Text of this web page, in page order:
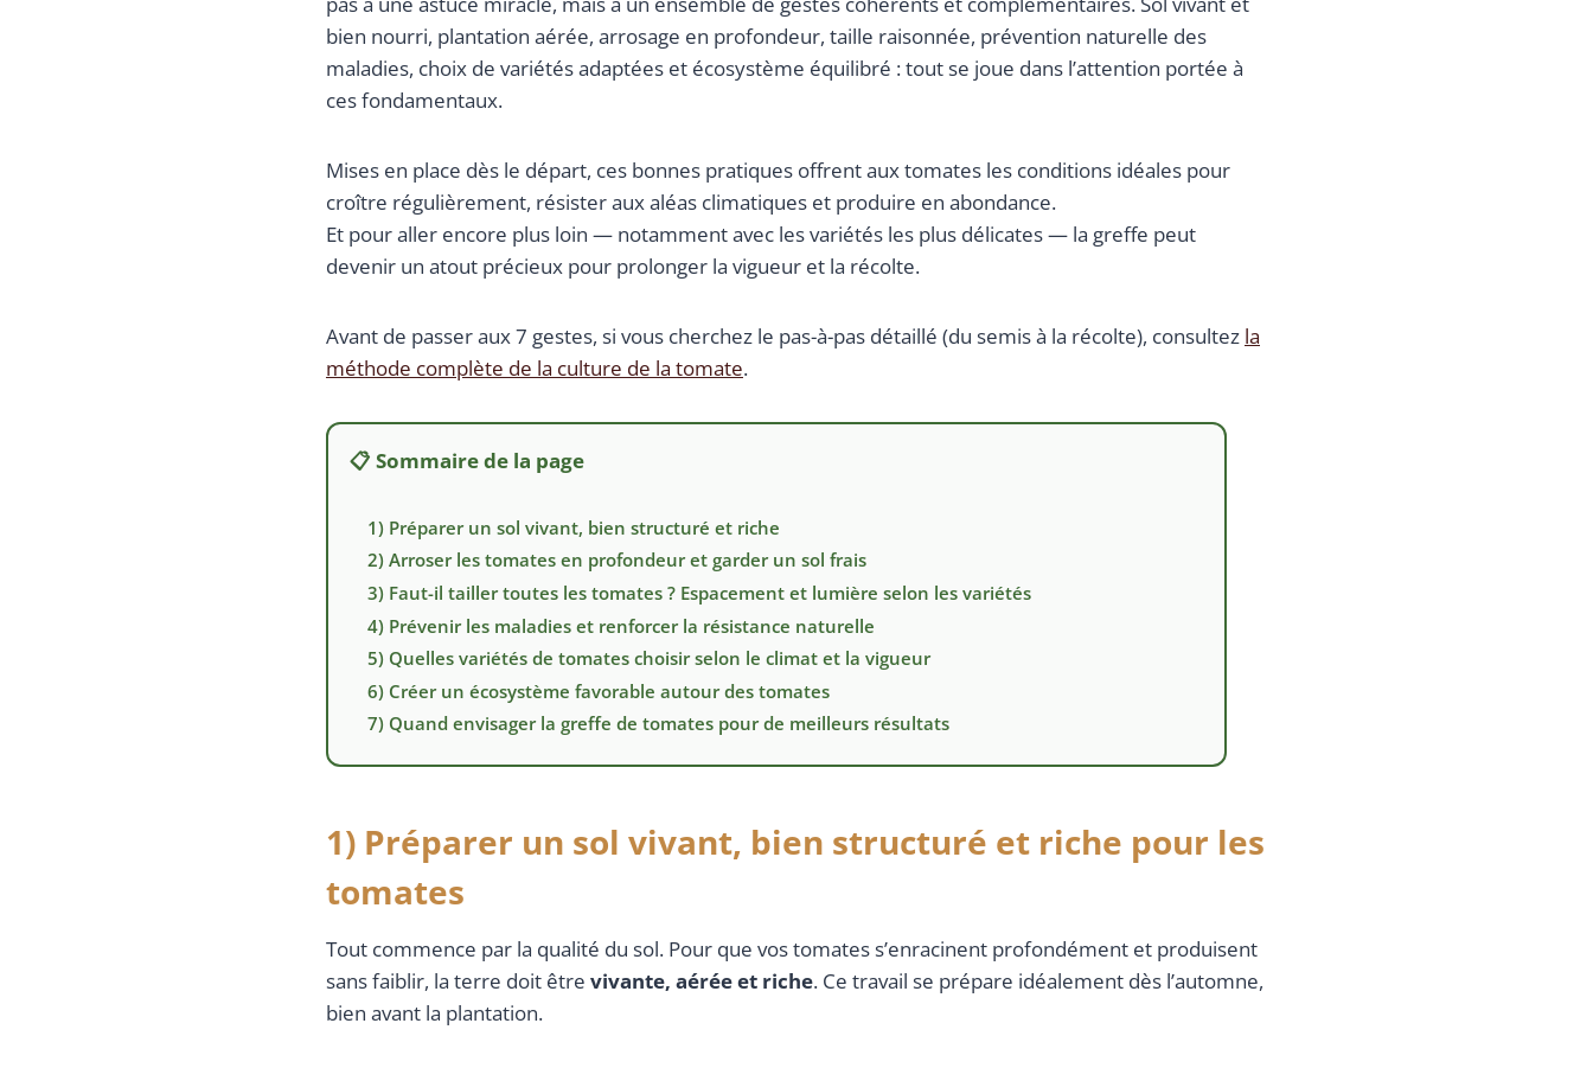
bien nourri, plantation aérée, arrosage en profondeur, taille raisonnée, prévention naturelle des
maladies, choix de variétés adaptées et écosystème équilibré : tout se joue dans l’attention portée à
ces fondamentaux.
Mises en place dès le départ, ces bonnes pratiques offrent aux tomates les conditions idéales pour
croître régulièrement, résister aux aléas climatiques et produire en abondance.
Et pour aller encore plus loin — notamment avec les variétés les plus délicates — la greffe peut
devenir un atout précieux pour prolonger la vigueur et la récolte.
Avant de passer aux 7 gestes, si vous cherchez le pas-à-pas détaillé (du semis à la récolte), consultez la
méthode complète de la culture de la tomate.
📋 Sommaire de la page
1) Préparer un sol vivant, bien structuré et riche
2) Arroser les tomates en profondeur et garder un sol frais
3) Faut-il tailler toutes les tomates ? Espacement et lumière selon les variétés
4) Prévenir les maladies et renforcer la résistance naturelle
5) Quelles variétés de tomates choisir selon le climat et la vigueur
6) Créer un écosystème favorable autour des tomates
7) Quand envisager la greffe de tomates pour de meilleurs résultats
1) Préparer un sol vivant, bien structuré et riche pour les
tomates
Tout commence par la qualité du sol. Pour que vos tomates s’enracinent profondément et produisent
sans faiblir, la terre doit être vivante, aérée et riche. Ce travail se prépare idéalement dès l’automne,
bien avant la plantation.